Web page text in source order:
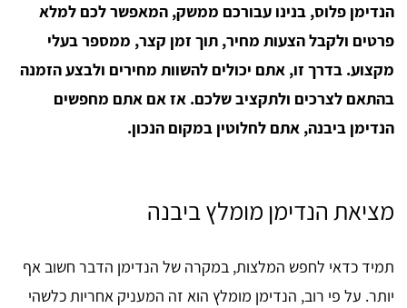
הנדימן פלוס, בנינו עבורכם ממשק, המאפשר לכם למלא
פרטים ולקבל הצעות מחיר, תוך זמן קצר, ממספר בעלי
מקצוע. בדרך זו, אתם יכולים להשוות מחירים ולבצע הזמנה
בהתאם לצרכים ולתקציב שלכם. אז אם אתם מחפשים
הנדימן ביבנה, אתם לחלוטין במקום הנכון.
מציאת הנדימן מומלץ ביבנה
תמיד כדאי לחפש המלצות, במקרה של הנדימן הדבר חשוב אף
יותר. על פי רוב, הנדימן מומלץ הוא זה המעניק אחריות כלשהי